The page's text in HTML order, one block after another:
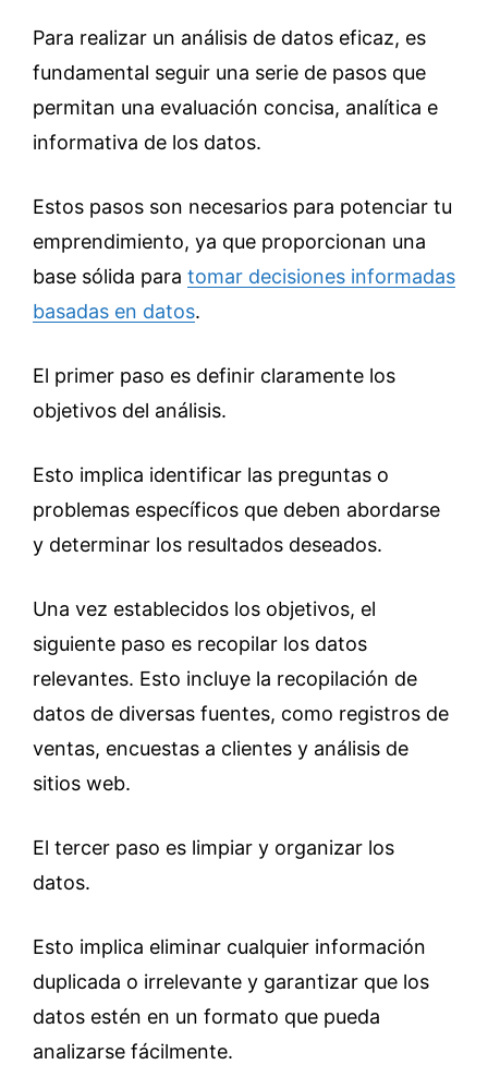
Para realizar un análisis de datos eficaz, es
fundamental seguir una serie de pasos que
permitan una evaluación concisa, analítica e
informativa de los datos.
Estos pasos son necesarios para potenciar tu
emprendimiento, ya que proporcionan una
base sólida para tomar decisiones informadas
basadas en datos.
El primer paso es definir claramente los
objetivos del análisis.
Esto implica identificar las preguntas o
problemas específicos que deben abordarse
y determinar los resultados deseados.
Una vez establecidos los objetivos, el
siguiente paso es recopilar los datos
relevantes. Esto incluye la recopilación de
datos de diversas fuentes, como registros de
ventas, encuestas a clientes y análisis de
sitios web.
El tercer paso es limpiar y organizar los
datos.
Esto implica eliminar cualquier información
duplicada o irrelevante y garantizar que los
datos estén en un formato que pueda
analizarse fácilmente.